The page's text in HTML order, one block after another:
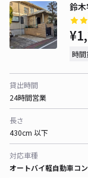
鈴
時間
貸出時間
24時間営業
長さ
430cm 以下
対応車種
オートバイ軽自動車コ